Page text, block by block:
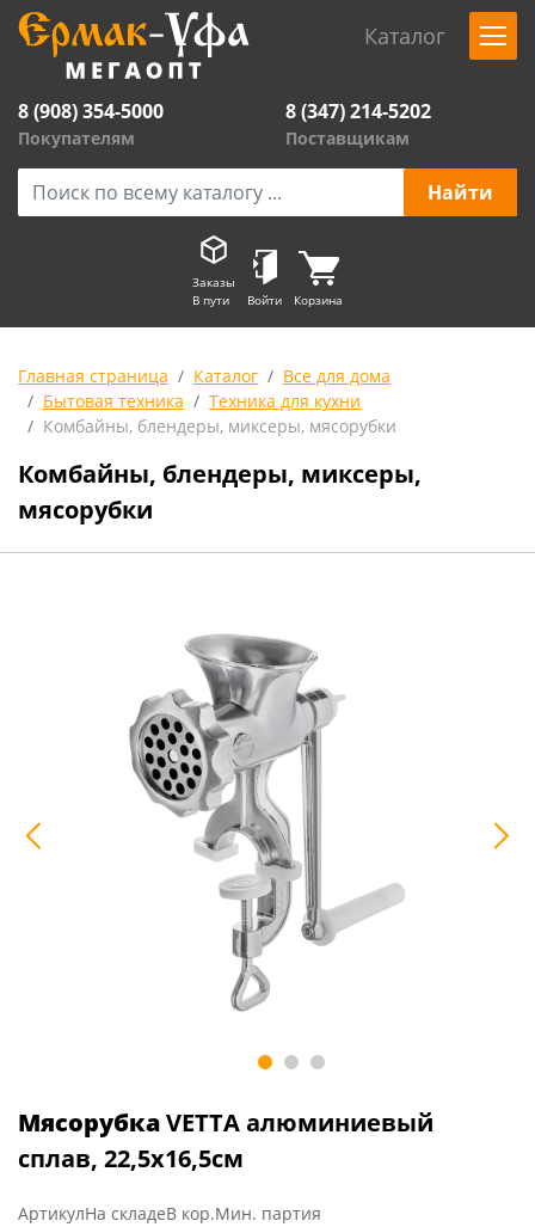
Каталог
8 (908) 354-5000
Покупателям
8 (347) 214-5202
Поставщикам
Заказы
В пути
Войти Корзина
Главная страница Каталог
Все для дома
Бытовая техника
Техника для кухни
Комбайны, блендеры, миксеры, мясорубки
Комбайны, блендеры, миксеры,
мясорубки
МясорубкаVETTA алюминиевый
сплав, 22,5х16,5см
АртикулНа складеВ кор.Мин. партия